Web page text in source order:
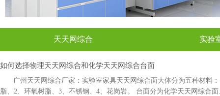
天天网综合 实验
如何选择物理天天网综合和化学天天网综合台面
广州天天网综合厂家：实验室家具天天网综合面大体分为五种材料：
脂、2、环氧树脂、3、不锈钢、4、花岗岩。 台面分为化学天天网综合面